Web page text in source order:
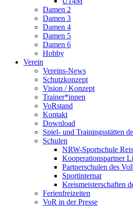
Damen 2
Damen 3
Damen 4
Damen 5
Damen 6
Hobby
Verein
Vereins-News
Schutzkonzept
Vision / Konzept
Trainer*innen
VoRstand
Kontakt
Download
Spiel- und Trainingsstätten
Schulen
NRW-Sportschule
Kooperationspartner
Partnerschulen des
Sportinternat
Kreismeisterschaften
Ferienfreizeiten
VoR in der Presse